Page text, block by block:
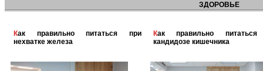
ЗДОРОВЬЕ
Как правильно питаться при
нехватке железа
Как правильно питаться при
кандидозе кишечника